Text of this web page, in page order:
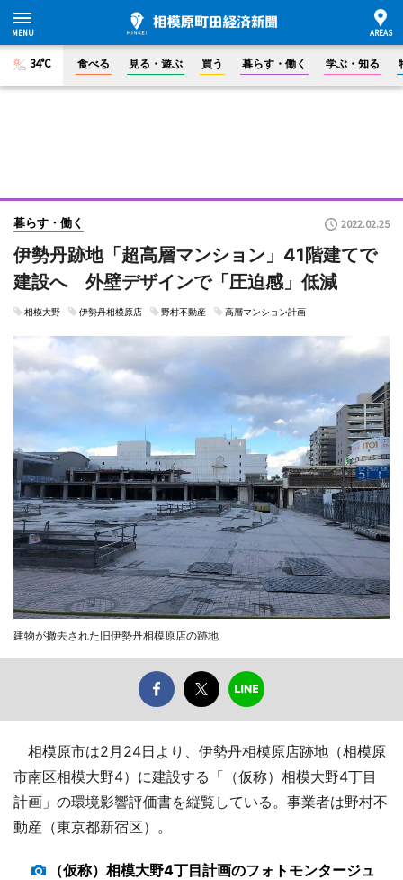
34°C 食べる 見る・遊ぶ 買う 暮らす・働く 学ぶ・知る
暮らす・働く 2022.02.25
伊勢丹跡地「超高層マンション」41階建てで
建設へ 外壁デザインで「圧迫感」低減
相模大野 伊勢丹相模原店 野村不動産 高層マンション計画
建物が撤去された旧伊勢丹相模原店の跡地
相模原市は2月24日より、伊勢丹相模原店跡地（相模原
市南区相模大野4）に建設する「（仮称）相模大野4丁目
計画」の環境影響評価書を縦覧している。事業者は野村不
動産（東京都新宿区）。
（仮称）相模大野4丁目計画のフォトモンタージュ